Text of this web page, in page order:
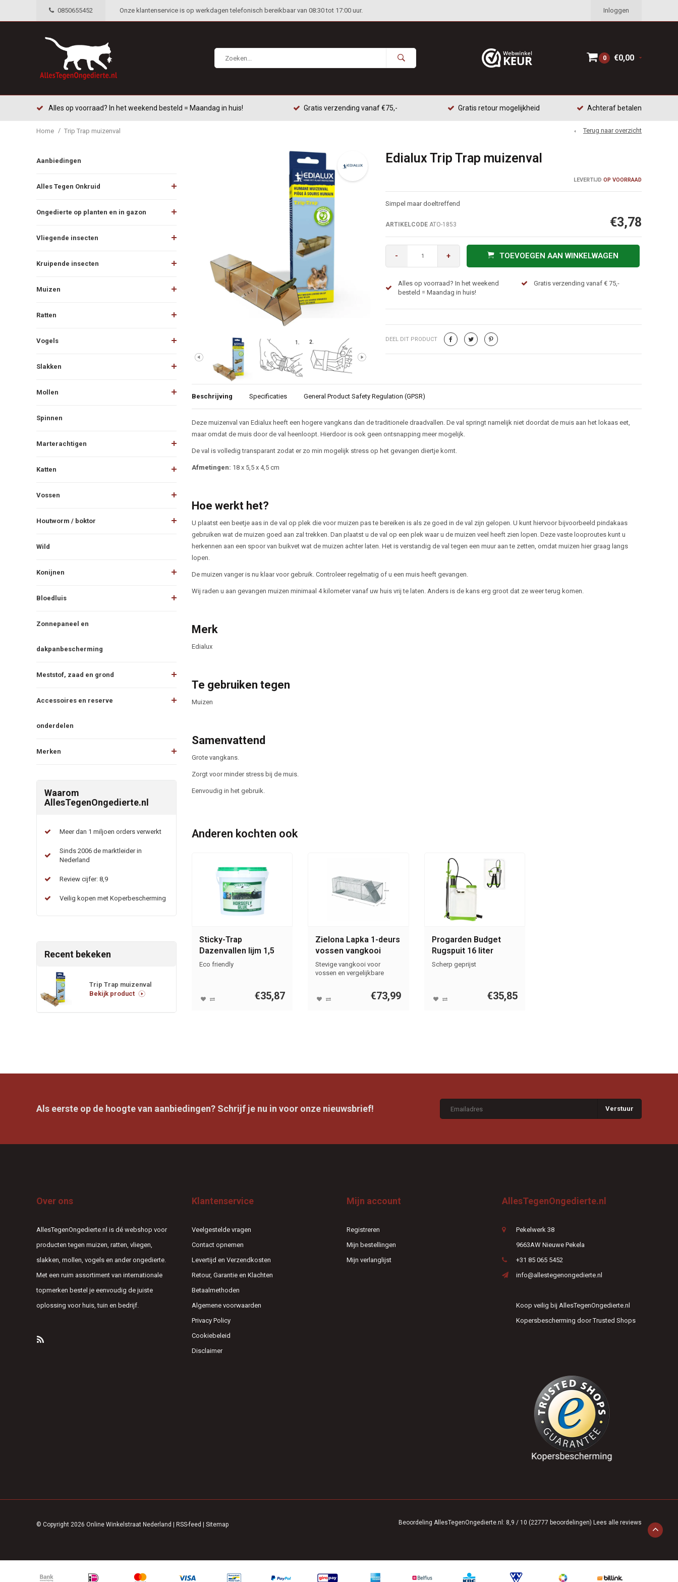
0850655452 Onze klantenservice is op werkdagen telefonisch bereikbaar van 08:30 tot 17:00 uur. Inloggen
0 €0,00
Alles op voorraad? In het weekend besteld = Maandag in huis! Gratis verzending vanaf €75,- Gratis retour mogelijkheid Achteraf betalen
Home / Trip Trap muizenval Terug naar overzicht
Aanbiedingen
Alles Tegen Onkruid
Ongedierte op planten en in gazon
Vliegende insecten
Kruipende insecten
Muizen
Ratten
Vogels
Slakken
Mollen
Spinnen
Marterachtigen
Katten
Vossen
Houtworm / boktor
Wild
Konijnen
Bloedluis
Zonnepaneel en
dakpanbescherming
Meststof, zaad en grond
Accessoires en reserve
onderdelen
Merken
Waarom
AllesTegenOngedierte.nl
Meer dan 1 miljoen orders verwerkt
Sinds 2006 de marktleider in
Nederland
Review cijfer: 8,9
Veilig kopen met Koperbescherming
Recent bekeken
Trip Trap muizenval
Bekijk product
Edialux Trip Trap muizenval
LEVERTIJD OP VOORRAAD
Simpel maar doeltreffend
ARTIKELCODEATO-1853 €3,78
- + TOEVOEGEN AAN WINKELWAGEN
Alles op voorraad? In het weekend
besteld = Maandag in huis!
Gratis verzending vanaf € 75,-
DEEL DIT PRODUCT
Beschrijving Specificaties General Product Safety Regulation (GPSR)
Beschrijving
Deze muizenval van Edialux heeft een hogere vangkans dan de traditionele draadvallen. De val springt namelijk niet doordat de muis aan het lokaas eet,
maar omdat de muis door de val heenloopt. Hierdoor is ook geen ontsnapping meer mogelijk.
De val is volledig transparant zodat er zo min mogelijk stress op het gevangen diertje komt.
Afmetingen: 18 x 5,5 x 4,5 cm
Hoe werkt het?
U plaatst een beetje aas in de val op plek die voor muizen pas te bereiken is als ze goed in de val zijn gelopen. U kunt hiervoor bijvoorbeeld pindakaas
gebruiken wat de muizen goed aan zal trekken. Dan plaatst u de val op een plek waar u de muizen veel heeft zien lopen. Deze vaste looproutes kunt u
herkennen aan een spoor van buikvet wat de muizen achter laten. Het is verstandig de val tegen een muur aan te zetten, omdat muizen hier graag langs
lopen.
De muizen vanger is nu klaar voor gebruik. Controleer regelmatig of u een muis heeft gevangen.
Wij raden u aan gevangen muizen minimaal 4 kilometer vanaf uw huis vrij te laten. Anders is de kans erg groot dat ze weer terug komen.
Merk
Edialux
Te gebruiken tegen
Muizen
Samenvattend
Grote vangkans.
Zorgt voor minder stress bij de muis.
Eenvoudig in het gebruik.
Anderen kochten ook
Sticky-Trap
Dazenvallen lijm 1,5
liter
Eco friendly
€35,87
Zielona Lapka 1-deurs
vossen vangkooi
Stevige vangkooi voor
vossen en vergelijkbare
€73,99
Progarden Budget
Rugspuit 16 liter
Scherp geprijst
€35,85
Als eerste op de hoogte van aanbiedingen? Schrijf je nu in voor onze nieuwsbrief! Verstuur
Over ons
AllesTegenOngedierte.nl is dé webshop voor
producten tegen muizen, ratten, vliegen,
slakken, mollen, vogels en ander ongedierte.
Met een ruim assortiment van internationale
topmerken bestel je eenvoudig de juiste
oplossing voor huis, tuin en bedrijf.
Klantenservice
Veelgestelde vragen
Contact opnemen
Levertijd en Verzendkosten
Retour, Garantie en Klachten
Betaalmethoden
Algemene voorwaarden
Privacy Policy
Cookiebeleid
Disclaimer
Mijn account
Registreren
Mijn bestellingen
Mijn verlanglijst
AllesTegenOngedierte.nl
Pekelwerk 38
9663AW Nieuwe Pekela
+31 85 065 5452
info@allestegenongedierte.nl
Koop veilig bij AllesTegenOngedierte.nl
Kopersbescherming door Trusted Shops
© Copyright 2026 Online Winkelstraat Nederland | RSS-feed | Sitemap Beoordeling AllesTegenOngedierte.nl : 8,9 / 10 (22777 beoordelingen) Lees alle reviews